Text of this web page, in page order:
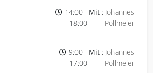
14:00 -
18:00
Mit : Johannes
Pollmeier
9:00 -
17:00
Mit : Johannes
Pollmeier